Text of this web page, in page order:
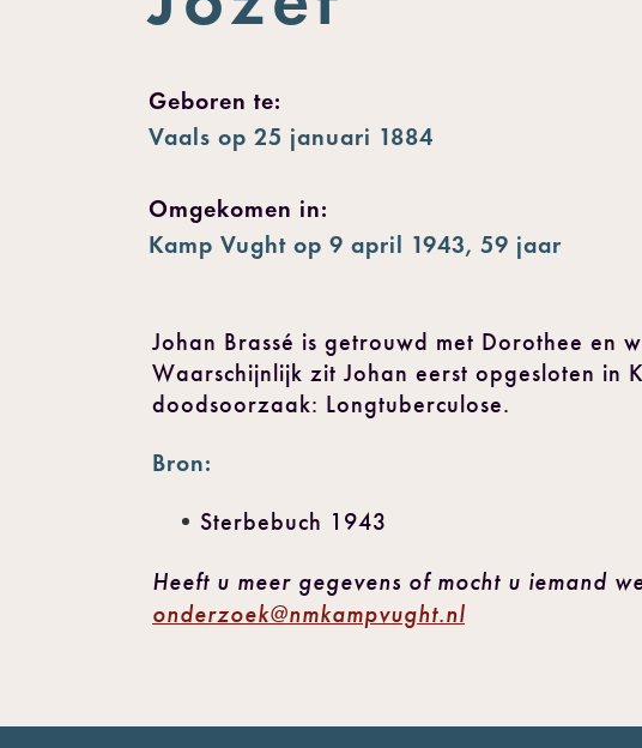
Geboren te:
Vaals op 25 januari 1884
Omgekomen in:
Kamp Vught op 9 april 1943, 59 jaar
Johan Brassé is getrouwd met Dorothee en
Waarschijnlijk zit Johan eerst opgesloten in
doodsoorzaak: Longtuberculose.
Bron:
Sterbebuch 1943
Heeft u meer gegevens of mocht u iemand
onderzoek@nmkampvught.nl